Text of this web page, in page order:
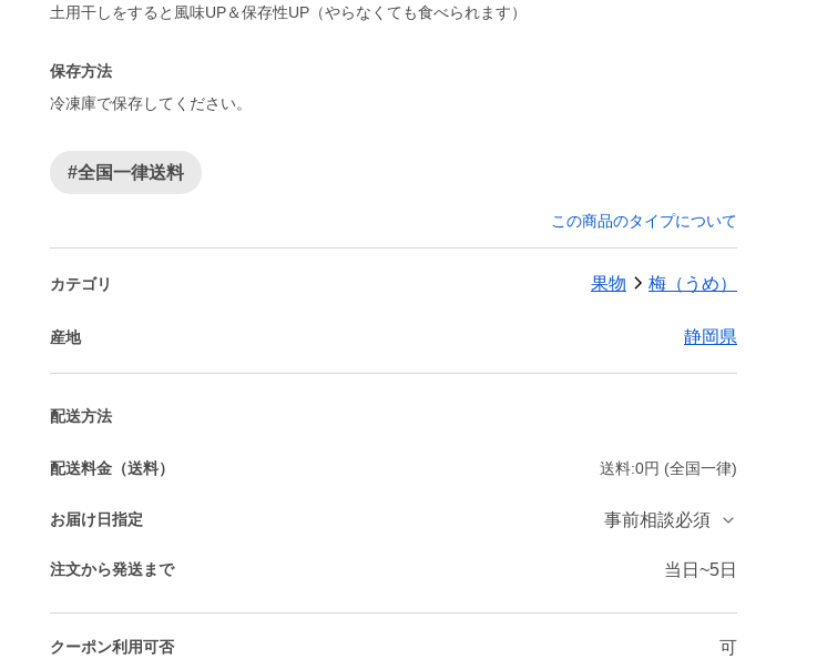
土用干しをすると風味UP＆保存性UP（やらなくても食べられます）
保存方法
冷凍庫で保存してください。
#全国一律送料
この商品のタイプについて
カテゴリ 果物 梅（うめ）
産地 静岡県
配送方法
配送料金（送料） 送料:0円 (全国一律)
お届け日指定 事前相談必須
注文から発送まで 当日~5日
クーポン利用可否 可